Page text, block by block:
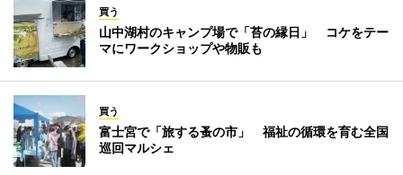
買う
山中湖村のキャンプ場で「苔の縁日」 コケをテー
マにワークショップや物販も
買う
富士宮で「旅する蚤の市」 福祉の循環を育む全国
巡回マルシェ